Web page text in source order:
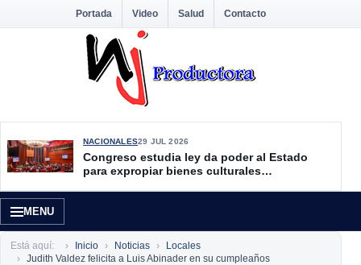
Portada Video Salud Contacto
NACIONALES29 JUL 2026
Congreso estudia ley da poder al Estado
para expropiar bienes culturales
MENU
Está aquí: Inicio Noticias
Locales
Judith Valdez felicita a Luis Abinader en su cumpleaños